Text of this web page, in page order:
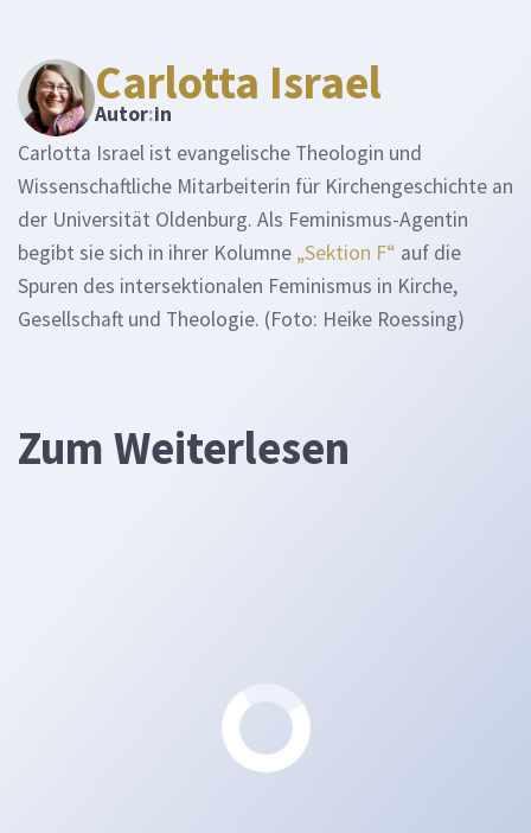
Carlotta Israel
Autor:in
Carlotta Israel ist evangelische Theologin und
Wissenschaftliche Mitarbeiterin für Kirchengeschichte an
der Universität Oldenburg. Als Feminismus-Agentin
begibt sie sich in ihrer Kolumne „Sektion F“ auf die
Spuren des intersektionalen Feminismus in Kirche,
Gesellschaft und Theologie. (Foto: Heike Roessing)
Zum Weiterlesen